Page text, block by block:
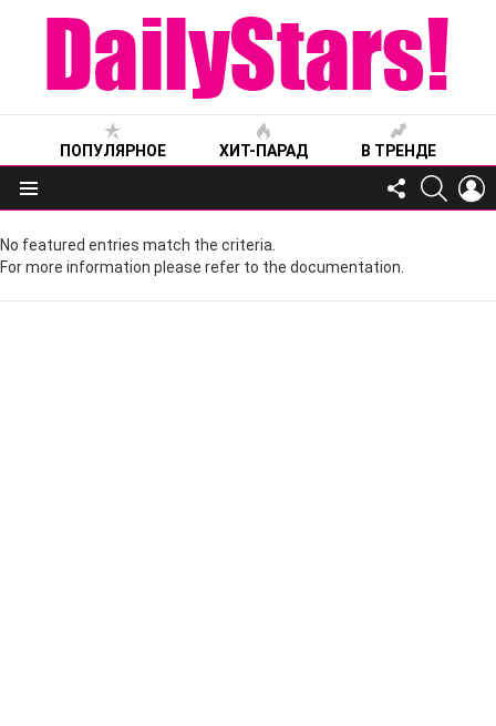
ПОПУЛЯРНОЕ ХИТ-ПАРАД В ТРЕНДЕ
Меню
FOLLOW
US
No featured entries match the criteria.
For more information please refer to the documentation.